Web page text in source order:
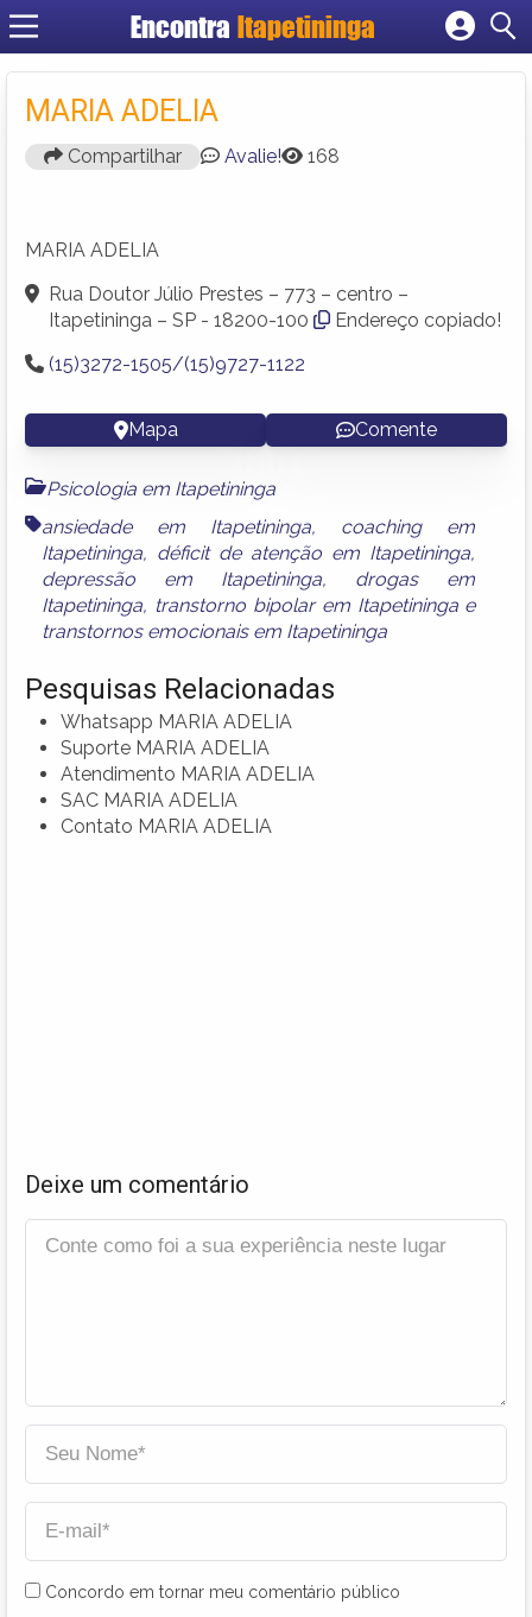
Encontra Itapetininga
Cadastrar empresa
MARIA ADELIA
Compartilhar Avalie! 168
MARIA ADELIA
Rua Doutor Júlio Prestes – 773 – centro –
Itapetininga – SP - 18200-100
Endereço copiado!
(15)3272-1505/(15)9727-1122
Mapa Comente
Psicologia em Itapetininga
ansiedade em Itapetininga, coaching em
Itapetininga, déficit de atenção em Itapetininga,
depressão em Itapetininga, drogas em
Itapetininga, transtorno bipolar em Itapetiningae
transtornos emocionais em Itapetininga
Pesquisas Relacionadas
Whatsapp MARIA ADELIA
Suporte MARIA ADELIA
Atendimento MARIA ADELIA
SAC MARIA ADELIA
Contato MARIA ADELIA
Deixe um comentário
Concordo em tornar meu comentário público